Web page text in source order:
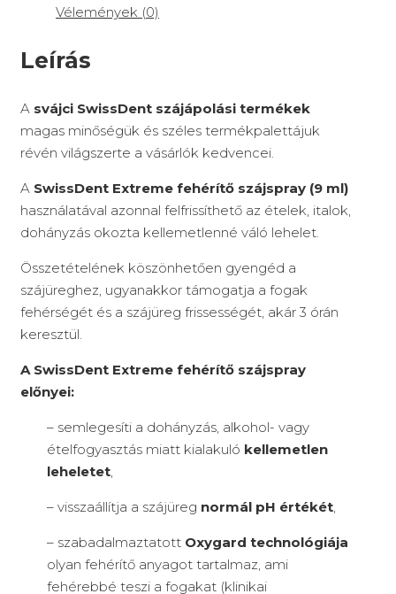
Vélemények (0)
Leírás
A svájci SwissDent szájápolási termékek
magas minőségük és széles termékpalettájuk
révén világszerte a vásárlók kedvencei.
A SwissDent Extreme fehérítő szájspray (9 ml)
használatával azonnal felfrissíthető az ételek, italok,
dohányzás okozta kellemetlenné váló lehelet.
Összetételének köszönhetően gyengéd a
szájüreghez, ugyanakkor támogatja a fogak
fehérségét és a szájüreg frissességét, akár 3 órán
keresztül.
A SwissDent Extreme fehérítő szájspray
előnyei:
– semlegesíti a dohányzás, alkohol- vagy
ételfogyasztás miatt kialakuló kellemetlen
leheletet
– visszaállítja a szájüreg normál pH értékét
– szabadalmaztatott Oxygard technológiája
olyan fehérítő anyagot tartalmaz, ami
fehérebbé teszi a fogakat (klinikai